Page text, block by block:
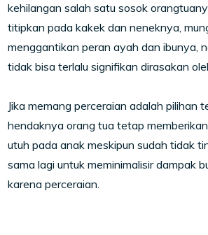
kehilangan salah satu sosok
titipkan pada kakek dan neneknya,
menggantikan peran ayah dan ibunya,
tidak bisa terlalu signifikan dirasakan
Jika memang perceraian adalah pilihan
hendaknya orang tua tetap
utuh pada anak meskipun sudah tidak
sama lagi untuk meminimalisir dampak
karena perceraian.